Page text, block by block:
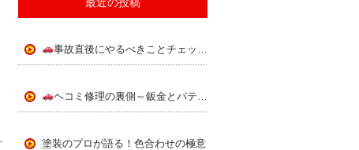
事故直後にやるべきことチェックリスト
ヘコミ修理の裏側～鈑金とパテの使い分け～
塗装のプロが語る！色合わせの極意